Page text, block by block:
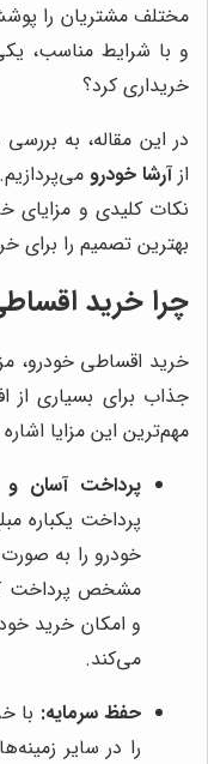
مختلف مشتریان را
و با شرایط مناسب،
خریداری کرد؟
در این مقاله، به
ازآرشا خودرو
نکات کلیدی و مزایای
بهترین تصمیم را برای
چرا خرید
خرید اقساطی خودرو،
جذاب برای بسیاری از
مهم‌ترین این مزایا
پرداخت آسان و
پرداخت یکباره
خودرو را به
مشخص پرداخت
و امکان خرید
می‌کند.
حفظ سرمایه: با
را در سایر